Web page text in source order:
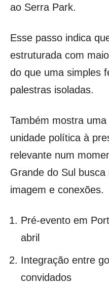
ao Serra Park.
Esse passo indica
estruturada com
do que uma simples
palestras isoladas.
Também mostra
unidade política à
relevante num
Grande do Sul
imagem e conexões.
Pré-evento em
abril
Integração entre
convidados